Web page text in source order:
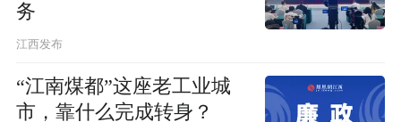
务
江西发布
“江南煤都”这座老工业城
市，靠什么完成转身？